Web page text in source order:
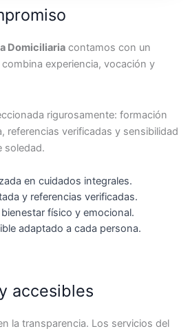
Domiciliaria contamos con un
experiencia, vocación y
rigurosamente: formación
referencias verificadas y sensibilidad
soledad.
en cuidados integrales.
y referencias verificadas.
físico y emocional.
adaptado a cada persona.
accesibles
la transparencia. Los servicios del